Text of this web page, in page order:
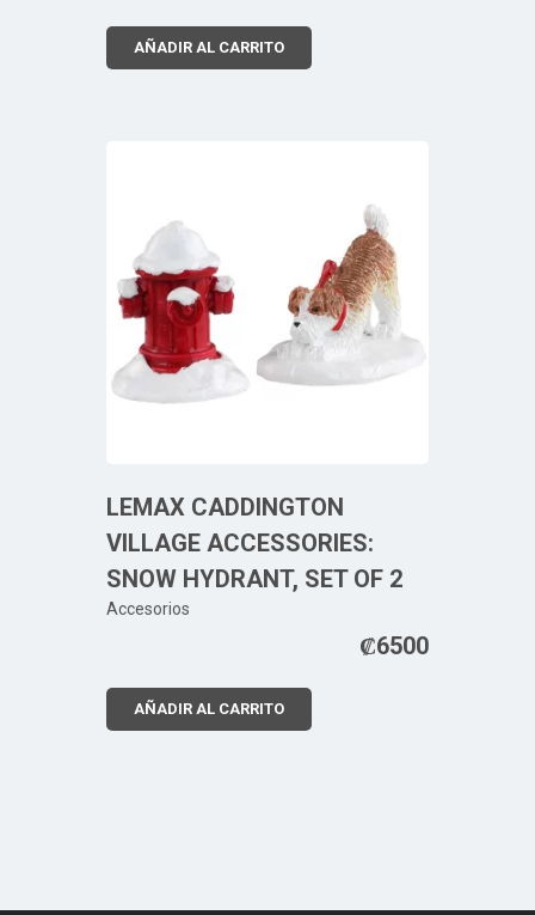
AÑADIR AL CARRITO
LEMAX CADDINGTON
VILLAGE ACCESSORIES:
SNOW HYDRANT, SET OF 2
Accesorios
₡6500
AÑADIR AL CARRITO